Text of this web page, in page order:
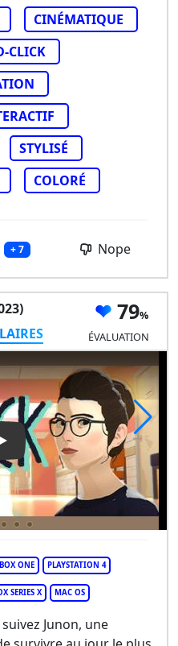
CINÉMATIQUE
CLICK
STYLISÉ
COLORÉ
+ 7 Nope
79
ÉVALUATION
Video: The Wreck
ONE PLAYSTATION 4
SERIES X MAC OS
Junon, une